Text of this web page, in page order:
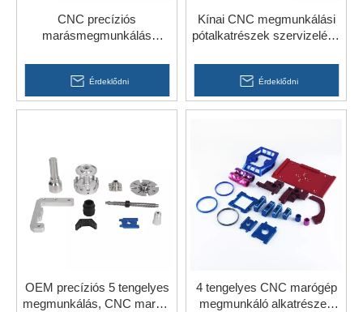
CNC precíziós
marásmegmunkálás
alaprészei
Érdeklődni
Kínai CNC megmunkálási
pótalkatrészek szervizelése
Érdeklődni
OEM precíziós 5 tengelyes
megmunkálás, CNC marás,
4 tengelyes CNC marógép
megmunkáló alkatrészek